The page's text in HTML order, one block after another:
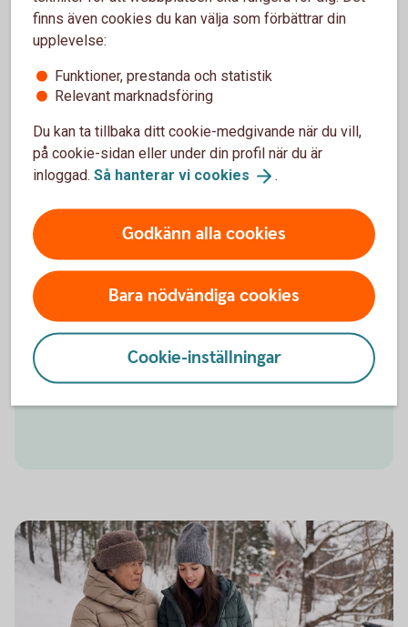
Kolla in pensionen påminPension.se
Hur mycket behöver du spara?
pensionsspara:
Hur mycket du tjänar idag.
Om du jobbar heltid eller deltid.
Om du har tjänstepension eller inte.
Hur mycket du vill ha ut i månaden som
finns även cookies du kan välja som förbättrar din
upplevelse:
Funktioner, prestanda och statistik
Relevant marknadsföring
Du kan ta tillbaka ditt cookie-medgivande när du vill,
på cookie-sidan eller under din profil när du är
inloggad. Så hanterar vi cookies .
Godkänn alla cookies
Bara nödvändiga cookies
Cookie-inställningar